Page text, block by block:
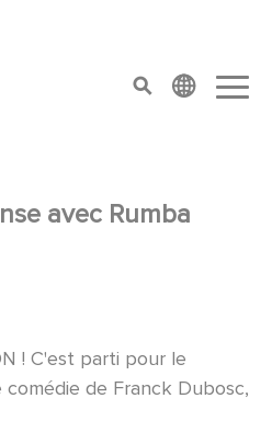
top menu
avec Rumba
! C'est parti pour le
de Franck Dubosc,